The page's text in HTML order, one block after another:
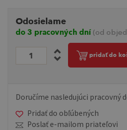
Odosielame
do 3 pracovných dní (od
pridať do
Doručíme nasledujúci pracovný
Pridať do obľúbených
Poslať e-mailom priateľovi